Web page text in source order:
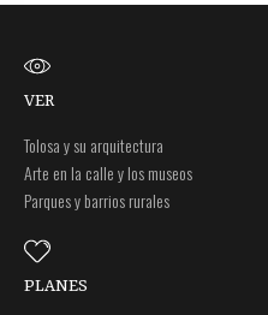
VER
Tolosa y su arquitectura
Arte en la calle y los museos
Parques y barrios rurales
PLANES